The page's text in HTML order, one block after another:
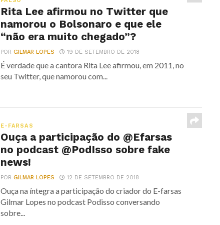
Rita Lee afirmou no Twitter que
namorou o Bolsonaro e que ele
“não era muito chegado”?
PORGILMAR LOPES 19 DE SETEMBRO DE 2018
É verdade que a cantora Rita Lee afirmou, em 2011, no
seu Twitter, que namorou com...
E-FARSAS
Ouça a participação do @Efarsas
no podcast @PodIsso sobre fake
news!
PORGILMAR LOPES 12 DE SETEMBRO DE 2018
Ouça na íntegra a participação do criador do E-farsas
Gilmar Lopes no podcast Podisso conversando
sobre...